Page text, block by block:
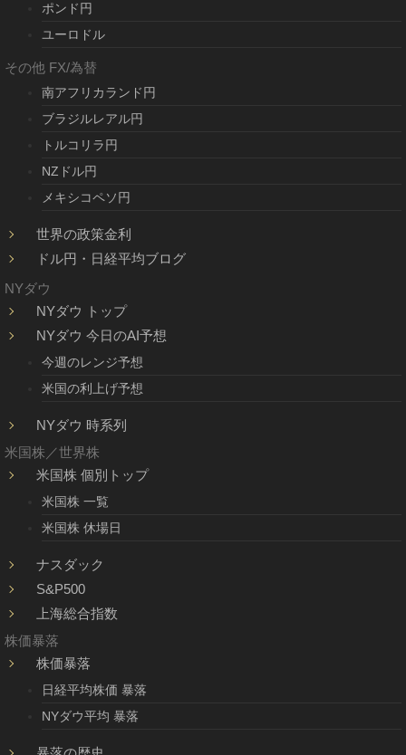
ポンド円
ユーロドル
その他 FX/為替
南アフリカランド円
ブラジルレアル円
トルコリラ円
NZドル円
メキシコペソ円
世界の政策金利
ドル円・日経平均ブログ
NYダウ
NYダウ トップ
NYダウ 今日のAI予想
今週のレンジ予想
米国の利上げ予想
NYダウ 時系列
米国株／世界株
米国株 個別トップ
米国株 一覧
米国株 休場日
ナスダック
S&P500
上海総合指数
株価暴落
株価暴落
日経平均株価 暴落
NYダウ平均 暴落